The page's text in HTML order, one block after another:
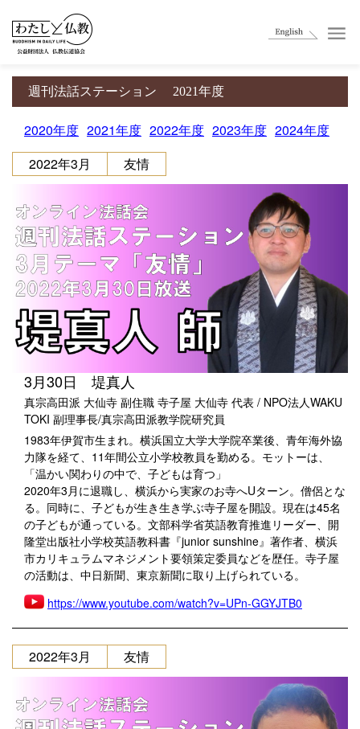
週刊法話ステーション 2021年度
2020年度 2021年度 2022年度 2023年度 2024年度
2022年3月
友情
3月30日 堤真人
真宗高田派 大仙寺 副住職 寺子屋 大仙寺 代表 / NPO法人WAKU
TOKI 副理事長/真宗高田派教学院研究員
1983年伊賀市生まれ。横浜国立大学大学院卒業後、青年海外協
力隊を経て、11年間公立小学校教員を勤める。モットーは、
「温かい関わりの中で、子どもは育つ」
2020年3月に退職し、横浜から実家のお寺へUターン。僧侶とな
る。同時に、子どもが生き生き学ぶ寺子屋を開設。現在は45名
の子どもが通っている。文部科学省英語教育推進リーダー、開
隆堂出版社小学校英語教科書『junior sunshine』著作者、横浜
市カリキュラムマネジメント要領策定委員などを歴任。寺子屋
の活動は、中日新聞、東京新聞に取り上げられている。
https://www.youtube.com/watch?v=UPn-GGYJTB0
2022年3月 友情